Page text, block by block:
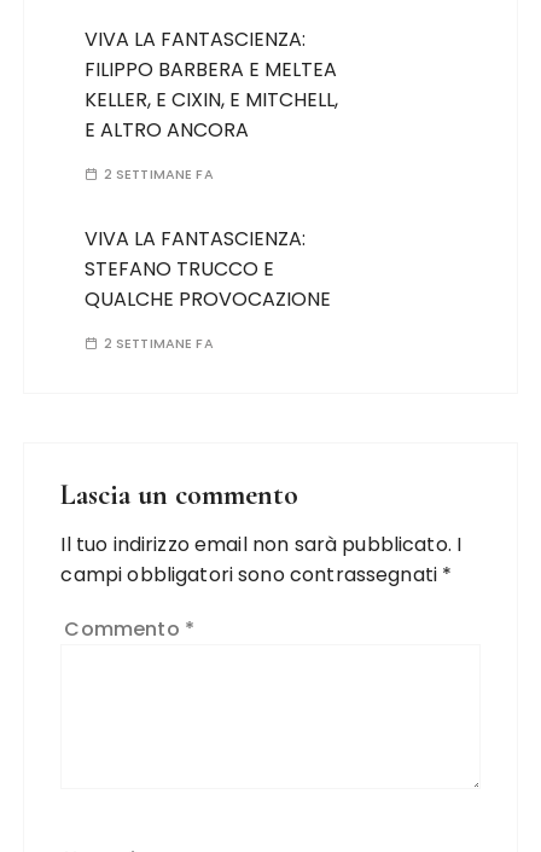
VIVA LA FANTASCIENZA:
FILIPPO BARBERA E MELTEA
KELLER, E CIXIN, E MITCHELL,
E ALTRO ANCORA
2 SETTIMANE FA
VIVA LA FANTASCIENZA:
STEFANO TRUCCO E
QUALCHE PROVOCAZIONE
2 SETTIMANE FA
Lascia un commento
Il tuo indirizzo email non sarà pubblicato. I
campi obbligatori sono contrassegnati *
Commento *